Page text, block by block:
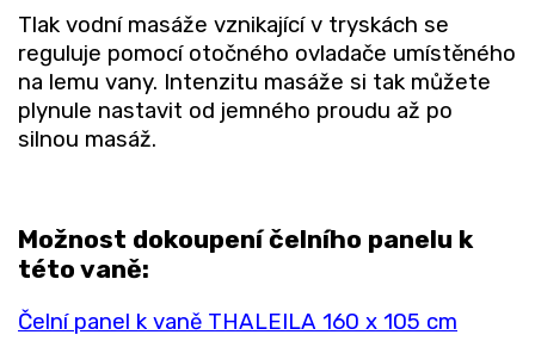
Tlak vodní masáže vznikající v tryskách se
reguluje pomocí otočného ovladače umístěného
na lemu vany. Intenzitu masáže si tak můžete
plynule nastavit od jemného proudu až po
silnou masáž.
Možnost dokoupení čelního panelu k
této vaně:
Čelní panel k vaně THALEILA 160 x 105 cm